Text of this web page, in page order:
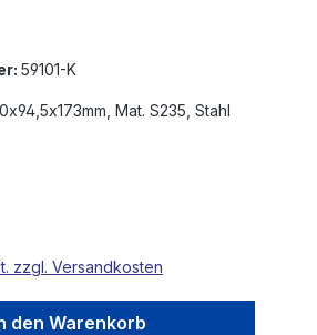
59101-K
Mat. S235, Stahl
zzgl. Versandkosten
den Warenkorb